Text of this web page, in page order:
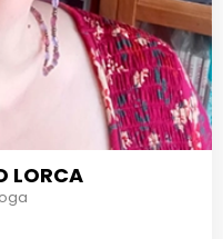
LORCA